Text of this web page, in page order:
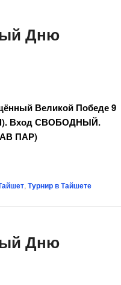
Дню
Великой Победе 9
Вход СВОБОДНЫЙ.
ПАР)
, Турнир в Тайшете
Дню